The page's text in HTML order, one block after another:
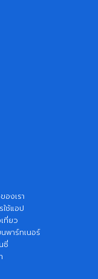
องเรา
ใช้แอป
ที่ยว
พาร์ทเนอร์
ซี่